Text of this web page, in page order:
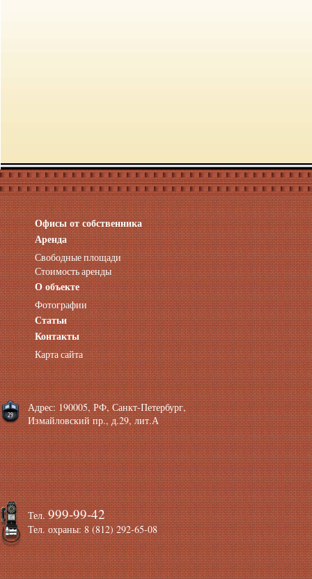
Офисы от собственника
Аренда нежилых помещений
Аренда помещений от собственника
Аренда конференц-зала СПб
Офисы у метро
Офисы в Адмиралтейском районе
Помещения с отдельным входом
Небольшие офисы
Аренда офиса около метро
Снять помещение у метро
Аренда помещений у метро
Аренда помещений район Адмиралтейский
Аренда офиса Технологический институт
Аренда помещений Фрунзенская
Аренда
Свободные площади
Стоимость аренды
О объекте
Фотографии
Статьи
Контакты
Карта сайта
Тел.999-99-42
Тел. охраны: 8 (812) 292-65-08
Адрес: 190005, РФ, Санкт-Петербург,
Измайловский пр., д.29, лит.А